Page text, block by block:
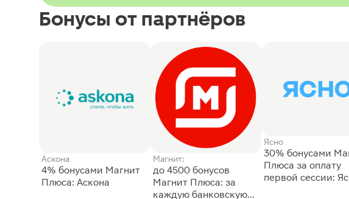
Бонусы от партнёров
Аскона
4% бонусами Магнит
Плюса: Аскона
Магнит:
до 4500 бонусов
Магнит Плюса: за
каждую банковскую
Ясно
30% бонусами
Плюса за оплату
первой сессии: